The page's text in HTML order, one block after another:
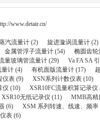
www.detair.cn/
汽流量计 (2) 旋进漩涡流量计 (2)
金属管浮子流量计 (54) 椭圆齿轮
量玻璃管流量计 (29) Va FA SA
计 (4) 有机面版流量计 (17)
仪表 (9) XSN系列计数仪表 (10)
仪 (10)
XSR10FC流量积算记录仪
XSR10无纸记录仪 (11) MMB高精
(6)
XSM 系列转速、线速、频率
表 (6)